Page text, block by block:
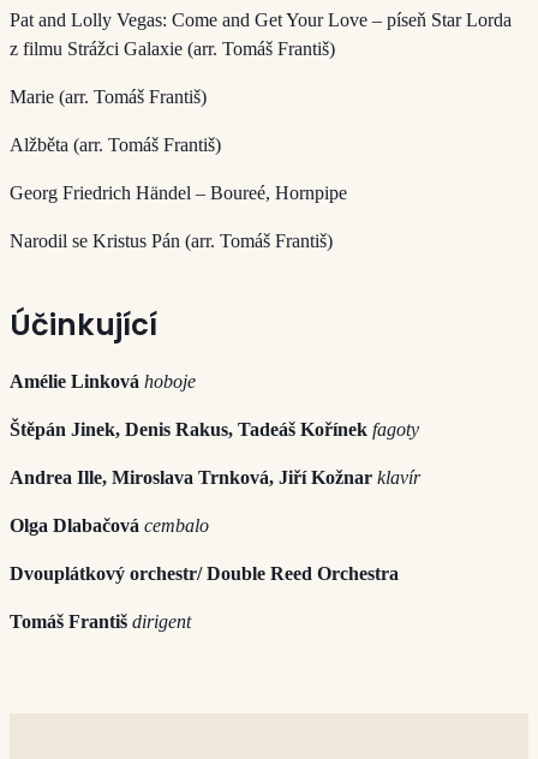
Pat and Lolly Vegas: Come and Get Your Love – píseň Star Lorda
z filmu Strážci Galaxie (arr. Tomáš Františ)
Marie (arr. Tomáš Františ)
Alžběta (arr. Tomáš Františ)
Georg Friedrich Händel – Boureé, Hornpipe
Narodil se Kristus Pán (arr. Tomáš Františ)
Účinkující
Amélie Linková hoboje
Štěpán Jinek, Denis Rakus, Tadeáš Kořínek fagoty
Andrea Ille, Miroslava Trnková, Jiří Kožnar klavír
Olga Dlabačová cembalo
Dvouplátkový orchestr/ Double Reed Orchestra
Tomáš Františ dirigent